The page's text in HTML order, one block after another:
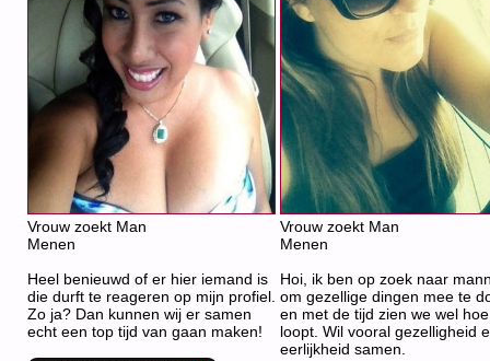
Vrouw zoekt Man
Menen
Heel benieuwd of er hier iemand is
die durft te reageren op mijn profiel.
Zo ja? Dan kunnen wij er samen
echt een top tijd van gaan maken!
Vrouw zoekt Man
Menen
Hoi, ik ben op zoek naar
om gezellige dingen mee te
en met de tijd zien we wel
loopt. Wil vooral gezelligheid
eerlijkheid samen.